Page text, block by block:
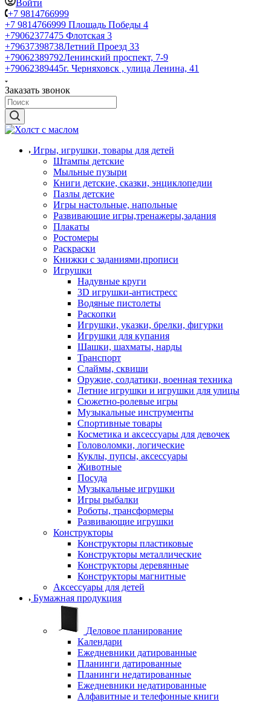
Войти
+7 9814766999
+7 9814766999 Площадь Победы 4
+79062377475 Флотская 3
+79637398738Летний Проезд 33
+79062389792Ленинский проспект, 7-9
+79062389445г. Черняховск , улица Ленина, 41
Заказать звонок
Игры, игрушки, товары для детей
Штампы детские
Мыльные пузыри
Книги детские, сказки, энциклопедии
Пазлы детские
Игры настольные, напольные
Развивающие игры,тренажеры,задания
Плакаты
Ростомеры
Раскраски
Книжки с заданиями,прописи
Игрушки
Надувные круги
3D игрушки-антистресс
Водяные пистолеты
Раскопки
Игрушки, указки, брелки, фигурки
Игрушки для купания
Шашки, шахматы, нарды
Транспорт
Слаймы, сквиши
Оружие, солдатики, военная техника
Летние игрушки и игрушки для улицы
Сюжетно-ролевые игры
Музыкальные инструменты
Спортивные товары
Косметика и аксессуары для девочек
Головоломки, логические
Куклы, пупсы, аксессуары
Животные
Посуда
Музыкальные игрушки
Игры рыбалки
Роботы, трансформеры
Развивающие игрушки
Конструкторы
Конструкторы пластиковые
Конструкторы металлические
Конструкторы деревянные
Конструкторы магнитные
Аксессуары для детей
Бумажная продукция
Деловое планирование
Календари
Ежедневники датированные
Планинги датированные
Планинги недатированные
Ежедневники недатированные
Алфавитные и телефонные книги